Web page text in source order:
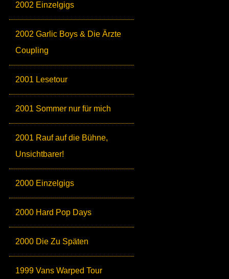
2002 Einzelgigs
2002 Garlic Boys & Die Ärzte
Coupling
2001 Lesetour
2001 Sommer nur für mich
2001 Rauf auf die Bühne,
Unsichtbarer!
2000 Einzelgigs
2000 Hard Pop Days
2000 Die Zu Späten
1999 Vans Warped Tour